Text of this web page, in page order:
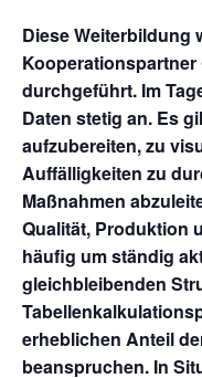
Diese Weiterbildung
durchgeführt. Im
Daten stetig an. Es
aufzubereiten, zu
Auffälligkeiten zu
Maßnahmen
Qualität, Produktion
häufig um ständig
gleichbleibenden
erheblichen Anteil
beanspruchen. In